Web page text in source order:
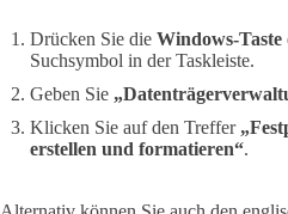
Drücken Sie die Windows-Taste
Suchsymbol in der Taskleiste.
Geben Sie
Klicken Sie auf den Treffer
erstellen und formatieren“.